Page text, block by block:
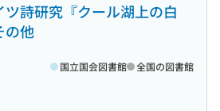
ツ詩研究『クール湖上の白
の他
国立国会図書館 全国の図書館